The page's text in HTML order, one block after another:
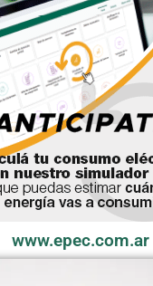
www.epec.com.ar